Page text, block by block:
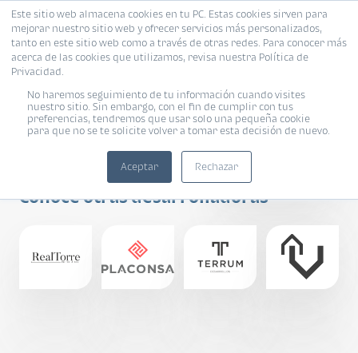
Este sitio web almacena cookies en tu PC. Estas cookies sirven para
mejorar nuestro sitio web y ofrecer servicios más personalizados,
tanto en este sitio web como a través de otras redes. Para conocer más
acerca de las cookies que utilizamos, revisa nuestra Política de
Privacidad.
No haremos seguimiento de tu información cuando visites
nuestro sitio. Sin embargo, con el fin de cumplir con tus
preferencias, tendremos que usar solo una pequeña cookie
para que no se te solicite volver a tomar esta decisión de nuevo.
Aceptar Rechazar
IMPULSA
DESARROLLOS
Conoce otras desarrolladoras